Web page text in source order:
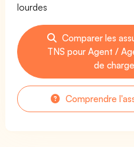
lourdes
Comparer les
TNS pour Agent /
de
Comprendre